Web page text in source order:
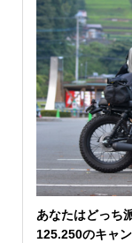
あなたはどっち
125.250のキャ